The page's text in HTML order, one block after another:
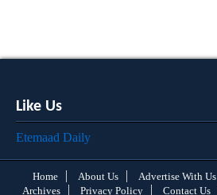
Like Us
Etemaad Daily
Home About Us Advertise With Us
Archives
Privacy Policy Contact Us